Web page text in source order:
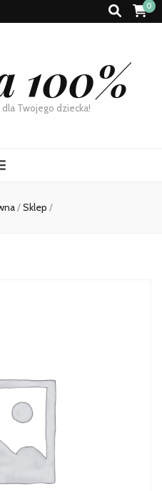
0
100%
Twojego dziecka!
/Sklep /